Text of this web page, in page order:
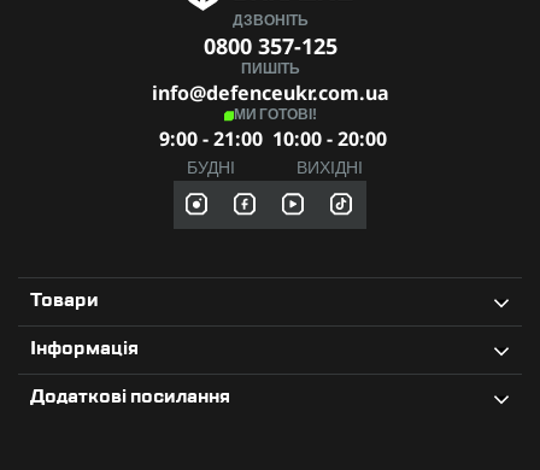
ДЗВОНІТЬ
0800 357-125
ПИШІТЬ
info@defenceukr.com.ua
МИ ГОТОВІ!
9:00 - 21:00
БУДНІ
10:00 - 20:00
ВИХІДНІ
Товари
Інформація
Додаткові посилання